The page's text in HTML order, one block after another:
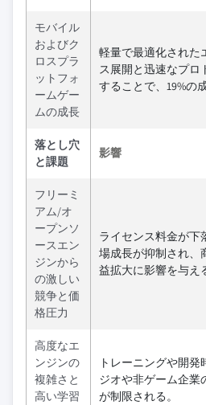
モバイル
およびク
ロスプラ
ットフォ
ームゲー
ムの成長
軽量で最適化された
ス展開と迅速なプロ
することで、19%の
落とし穴
と課題
影響
フリーミ
アム/オ
ープンソ
ースエン
ジンから
の激しい
競争と価
格圧力
ライセンス料金が下
場成長が抑制され、
益拡大に影響を与え
高度なエ
ンジンの
複雑さと
高い学習
トレーニングや開
ジオや非ゲーム企業
が制限される。